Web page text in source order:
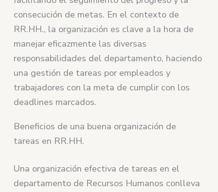
consecución de metas. En el contexto de
RR.HH., la organización es clave a la hora de
manejar eficazmente las diversas
responsabilidades del departamento, haciendo
una gestión de tareas por empleados y
trabajadores con la meta de cumplir con los
deadlines marcados.
Beneficios de una buena organización de
tareas en RR.HH.
Una organización efectiva de tareas en el
departamento de Recursos Humanos conlleva